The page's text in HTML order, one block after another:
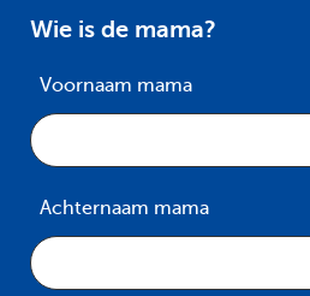
Wie is de mama?
Voornaam mama
Achternaam mama